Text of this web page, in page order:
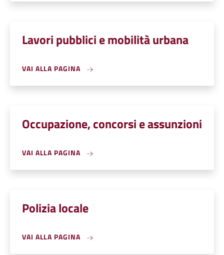
Lavori pubblici e mobilità urbana
VAI ALLA PAGINA
Occupazione, concorsi e assunzioni
VAI ALLA PAGINA
Polizia locale
VAI ALLA PAGINA